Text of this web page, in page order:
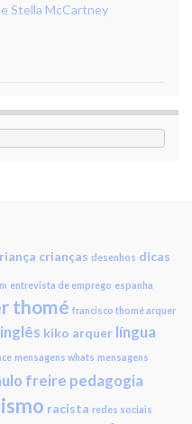
Stella McCartney
crianças desenhos dicas
entrevista de emprego espanha
thomé francisco thomé arquer
inglês kiko arquer língua
mensagens whats mensagens
freire pedagogia
racista redes sociais